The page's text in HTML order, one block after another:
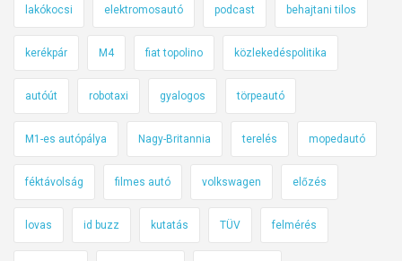
lakókocsi elektromosautó podcast behajtani tilos
kerékpár M4 fiat topolino közlekedéspolitika
autóút robotaxi gyalogos törpeautó
M1-es autópálya Nagy-Britannia terelés mopedautó
féktávolság filmes autó volkswagen előzés
lovas id buzz kutatás TÜV felmérés